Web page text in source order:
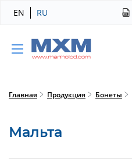
EN RU
Главная Продукция Бонеты
Мальта